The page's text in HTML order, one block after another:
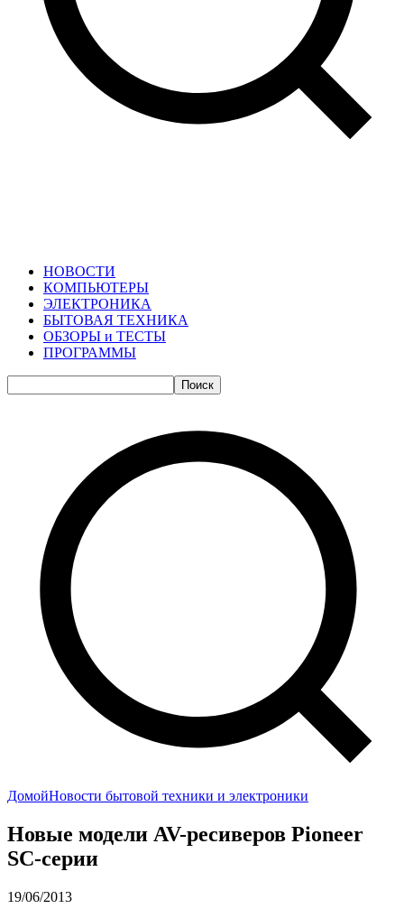
НОВОСТИ
КОМПЬЮТЕРЫ
ЭЛЕКТРОНИКА
БЫТОВАЯ ТЕХНИКА
ОБЗОРЫ и ТЕСТЫ
ПРОГРАММЫ
Поиск
ДомойНовости бытовой техники и электроники
Новые модели AV-ресиверов Pioneer
SC-серии
19/06/2013